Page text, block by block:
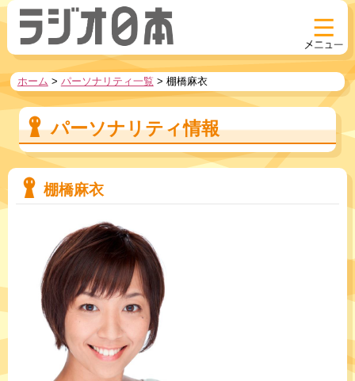
ホーム > パーソナリティ一覧 > 棚橋麻衣
パーソナリティ情報
棚橋麻衣